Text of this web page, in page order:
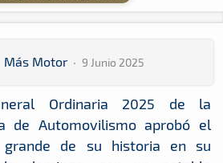
Más Motor · 9 Junio 2025
Ordinaria 2025 de la
de Automovilismo aprobó el
grande de su historia en su